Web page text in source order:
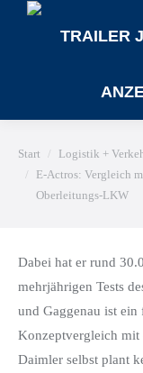
TRAILER
Sie befinden sich hier:
Start
Logistik +
E-Actros: Vergleich
Oberleitungs-LKW
Dabei hat er rund
mehrjährigen Tests
und Gaggenau ist ein
Konzeptvergleich mit
Daimler selbst plant